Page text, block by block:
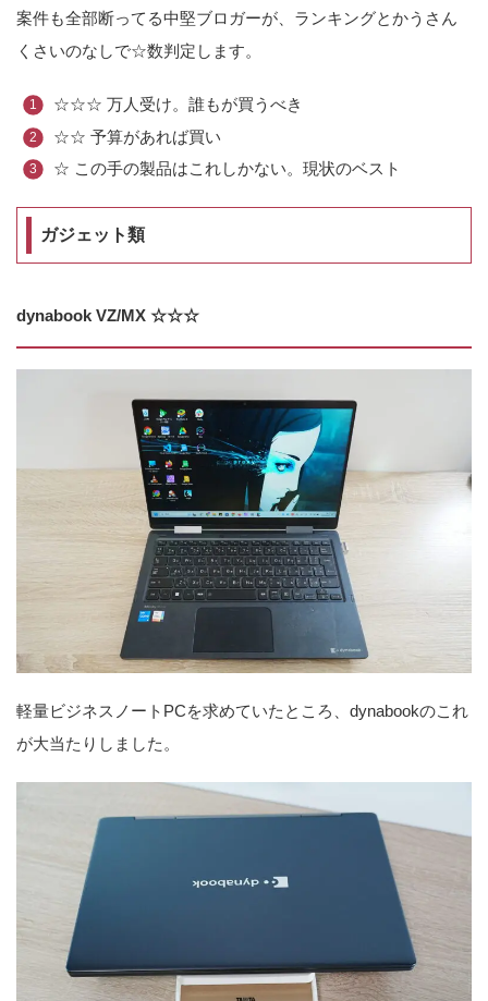
案件も全部断ってる中堅ブロガーが、ランキングとかうさん
くさいのなしで☆数判定します。
☆☆☆ 万人受け。誰もが買うべき
☆☆ 予算があれば買い
☆ この手の製品はこれしかない。現状のベスト
ガジェット類
dynabook VZ/MX ☆☆☆
軽量ビジネスノートPCを求めていたところ、dynabookのこれ
が大当たりしました。